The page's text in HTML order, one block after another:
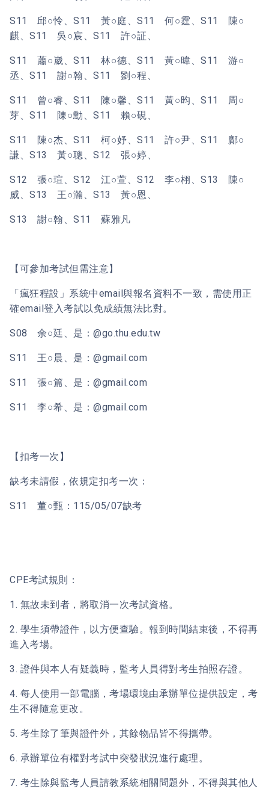
S11 邱○怜、S11 黃○庭、S11 何○霆、S11 陳○
麒、S11 吳○宸、S11 許○証、
S11 蕭○崴、S11 林○德、S11 黃○暐、S11 游○
丞、S11 謝○翰、S11 劉○程、
S11 曾○睿、S11 陳○馨、S11 黃○昀、S11 周○
芽、S11 陳○勳、S11 賴○硯、
S11 陳○杰、S11 柯○妤、S11 許○尹、S11 鄺○
謙、S13 黃○聰、S12 張○婷、
S12 張○瑄、S12 江○萱、S12 李○栩、S13 陳○
威、S13 王○瀚、S13 黃○恩、
S13 謝○翰、S11 蘇雅凡
【可參加考試但需注意】
「瘋狂程設」系統中email與報名資料不一致，需使用正
確email登入考試以免成績無法比對。
S08 余○廷、是：@go.thu.edu.tw
S11 王○晨、是：@gmail.com
S11 張○篇、是：@gmail.com
S11 李○希、是：@gmail.com
【扣考一次】
缺考未請假，依規定扣考一次：
S11 董○甄：115/05/07缺考
CPE考試規則：
1. 無故未到者，將取消一次考試資格。
2. 學生須帶證件，以方便查驗。報到時間結束後，不得再
進入考場。
3. 證件與本人有疑義時，監考人員得對考生拍照存證。
4. 每人使用一部電腦，考場環境由承辦單位提供設定，考
生不得隨意更改。
5. 考生除了筆與證件外，其餘物品皆不得攜帶。
6. 承辦單位有權對考試中突發狀況進行處理。
7. 考生除與監考人員請教系統相關問題外，不得與其他人